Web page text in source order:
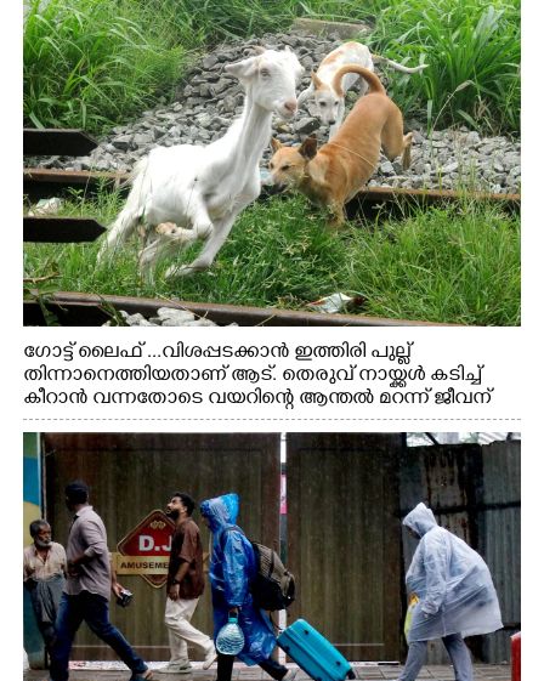
ഗോട്ട് ലൈഫ് ...വിശപ്പടക്കാൻ ഇത്തിരി പുല്ല്
തിന്നാനെത്തിയതാണ് ആട്. തെരുവ് നായ്ക്കൾ കടിച്ച്
കീറാൻ വന്നതോടെ വയറിന്റെ ആന്തൽ മറന്ന് ജീവന്
വേണ്ടിയായി ഓട്ടം. എറണാകുളം വാത്തുരുത്തിയിൽ
നിന്നുള്ള കാഴ്ച